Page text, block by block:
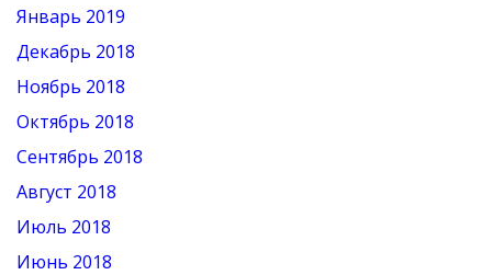
Январь 2019
Декабрь 2018
Ноябрь 2018
Октябрь 2018
Сентябрь 2018
Август 2018
Июль 2018
Июнь 2018